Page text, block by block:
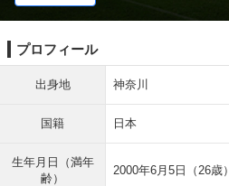
プロフィール
出身地 神奈川
国籍 日本
生年月日（満年
齢）
2000年6月5日（26歳）